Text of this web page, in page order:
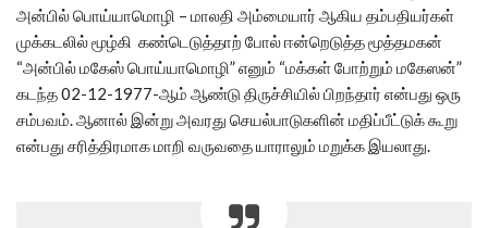
அன்பில் பொய்யாமொழி – மாலதி அம்மையார் ஆகிய தம்பதியர்கள்
முக்கடலில் மூழ்கி கண்டெடுத்தாற் போல் ஈன்றெடுத்த மூத்தமகன்
“அன்பில் மகேஸ் பொய்யாமொழி” எனும் “மக்கள் போற்றும் மகேஸன்”
கடந்த 02-12-1977-ஆம் ஆண்டு திருச்சியில் பிறந்தார் என்பது ஒரு
சம்பவம். ஆனால் இன்று அவரது செயல்பாடுகளின் மதிப்பீட்டுக் கூறு
என்பது சரித்திரமாக மாறி வருவதை யாராலும் மறுக்க இயலாது.